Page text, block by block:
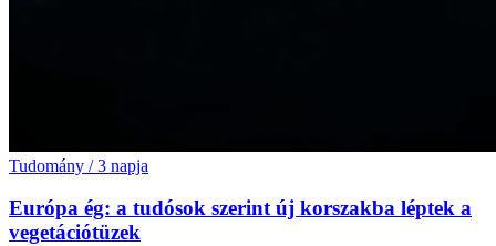
Tudomány / 3 napja
Európa ég: a tudósok szerint új korszakba léptek a
vegetációtüzek